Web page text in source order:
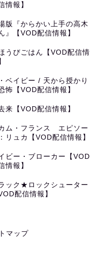
情報】
版『からかい上手の高木
』【VOD配信情報】
うびごはん【VOD配信情
ベイビー / 天から授かり
怖【VOD配信情報】
来【VOD配信情報】
ム・フランス エピソー
リュカ【VOD配信情報】
ビー・ブローカー【VOD
情報】
ック★ロックシューター
配信情報】
マップ